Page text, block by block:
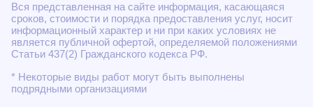
Вся представленная на сайте информация, касающаяся
сроков, стоимости и порядка предоставления услуг, носит
информационный характер и ни при каких условиях не
является публичной офертой, определяемой положениями
Статьи 437(2) Гражданского кодекса РФ.
* Некоторые виды работ могут быть выполнены
подрядными организациями